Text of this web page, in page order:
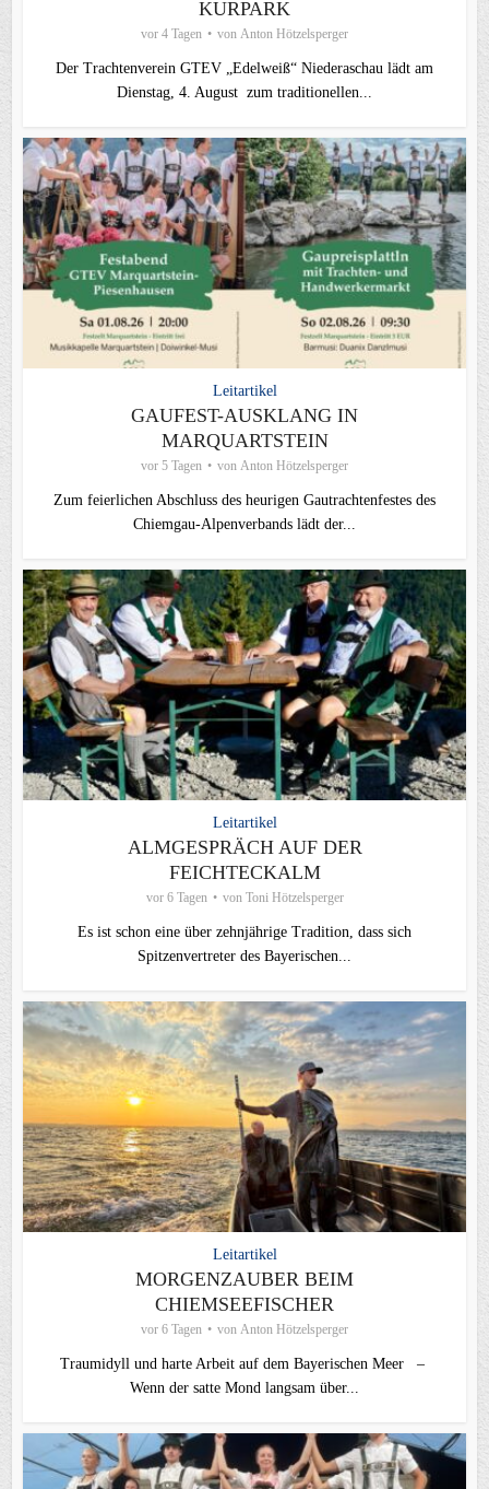
KURPARK
vor 4 Tagen von Anton Hötzelsperger
Der Trachtenverein GTEV „Edelweiß“ Niederaschau lädt am
Dienstag, 4. August zum traditionellen...
Leitartikel
GAUFEST-AUSKLANG IN
MARQUARTSTEIN
vor 5 Tagen von Anton Hötzelsperger
Zum feierlichen Abschluss des heurigen Gautrachtenfestes des
Chiemgau‑Alpenverbands lädt der...
Leitartikel
ALMGESPRÄCH AUF DER
FEICHTECKALM
vor 6 Tagen von Toni Hötzelsperger
Es ist schon eine über zehnjährige Tradition, dass sich
Spitzenvertreter des Bayerischen...
Leitartikel
MORGENZAUBER BEIM
CHIEMSEEFISCHER
vor 6 Tagen von Anton Hötzelsperger
Traumidyll und harte Arbeit auf dem Bayerischen Meer –
Wenn der satte Mond langsam über...